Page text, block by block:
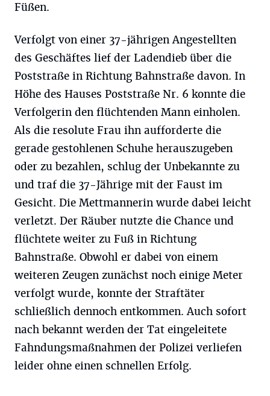
Füßen.
Verfolgt von einer 37-jährigen Angestellten
des Geschäftes lief der Ladendieb über die
Poststraße in Richtung Bahnstraße davon. In
Höhe des Hauses Poststraße Nr. 6 konnte die
Verfolgerin den flüchtenden Mann einholen.
Als die resolute Frau ihn aufforderte die
gerade gestohlenen Schuhe herauszugeben
oder zu bezahlen, schlug der Unbekannte zu
und traf die 37-Jährige mit der Faust im
Gesicht. Die Mettmannerin wurde dabei leicht
verletzt. Der Räuber nutzte die Chance und
flüchtete weiter zu Fuß in Richtung
Bahnstraße. Obwohl er dabei von einem
weiteren Zeugen zunächst noch einige Meter
verfolgt wurde, konnte der Straftäter
schließlich dennoch entkommen. Auch sofort
nach bekannt werden der Tat eingeleitete
Fahndungsmaßnahmen der Polizei verliefen
leider ohne einen schnellen Erfolg.